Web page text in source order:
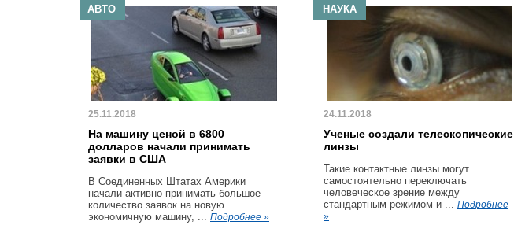
АВТО
25.11.2018
На машину ценой в 6800
долларов начали принимать
заявки в США
В Соединенных Штатах Америки
начали активно принимать большое
количество заявок на новую
экономичную машину, ... Подробнее »
НАУКА
24.11.2018
Ученые создали телескопические
линзы
Такие контактные линзы могут
самостоятельно переключать
человеческое зрение между
стандартным режимом и ... Подробнее
»